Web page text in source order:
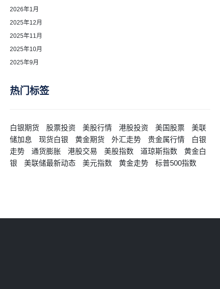
2026年1月
2025年12月
2025年11月
2025年10月
2025年9月
热门标签
白银期货 股票投资 美股行情 港股投资 美国股票
美联
储加息
现货白银 黄金期货 外汇走势 贵金属行情
白银
走势
通货膨胀 港股交易 美股指数 道琼斯指数
黄金白
银
美联储最新动态 美元指数 黄金走势 标普500指数